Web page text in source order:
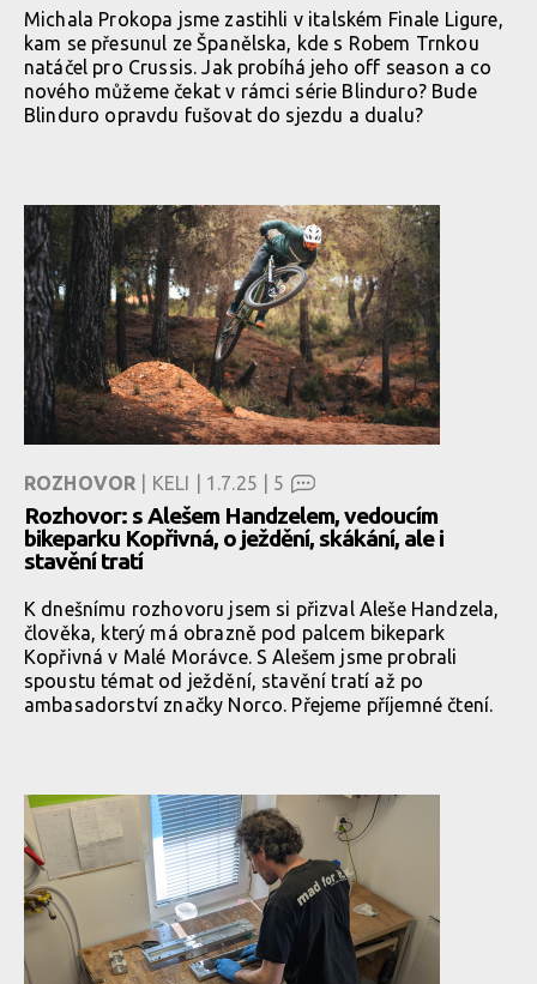
Michala Prokopa jsme zastihli v italském Finale Ligure,
kam se přesunul ze Španělska, kde s Robem Trnkou
natáčel pro Crussis. Jak probíhá jeho off season a co
nového můžeme čekat v rámci série Blinduro? Bude
Blinduro opravdu fušovat do sjezdu a dualu?
ROZHOVOR | KELI | 1.7.25 | 5
Rozhovor: s Alešem Handzelem, vedoucím
bikeparku Kopřivná, o ježdění, skákání, ale i
stavění tratí
K dnešnímu rozhovoru jsem si přizval Aleše Handzela,
člověka, který má obrazně pod palcem bikepark
Kopřivná v Malé Morávce. S Alešem jsme probrali
spoustu témat od ježdění, stavění tratí až po
ambasadorství značky Norco. Přejeme příjemné čtení.